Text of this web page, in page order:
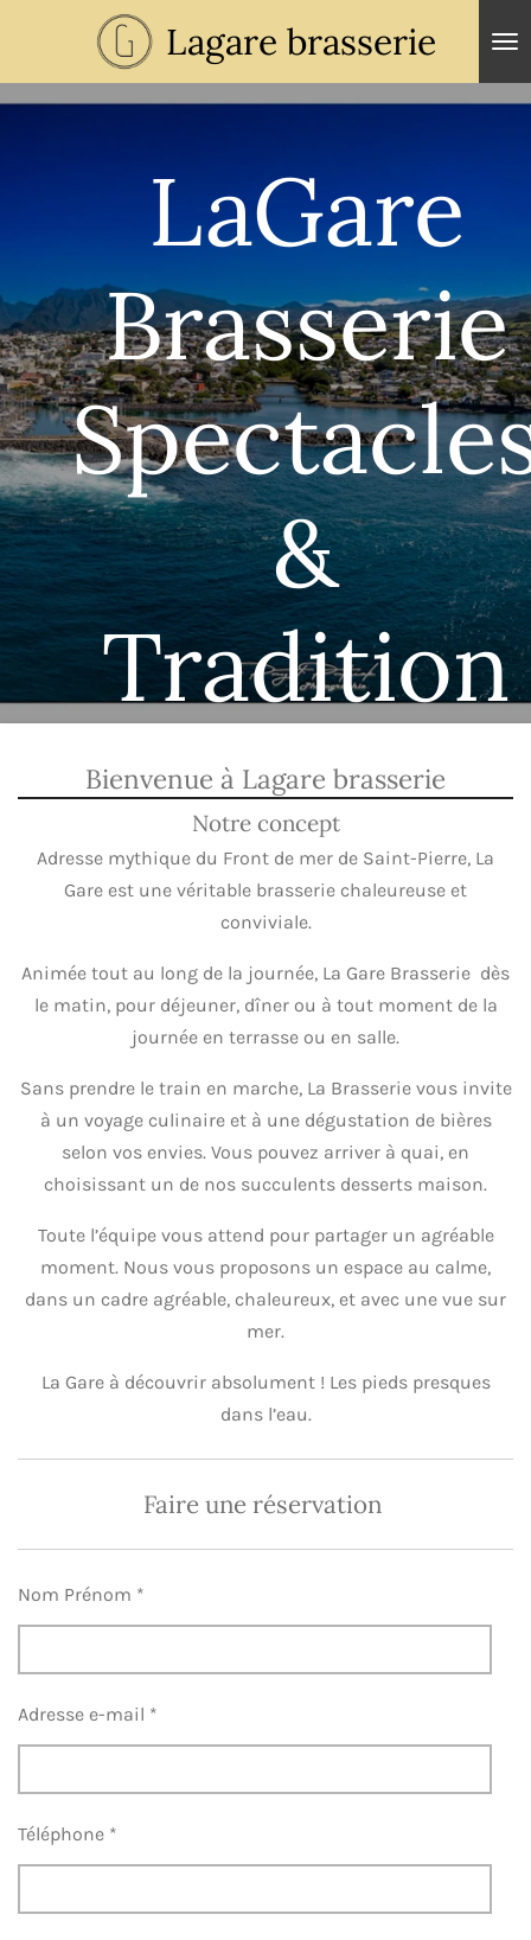
Lagare brasserie
LaGare
Brasserie
&
Tradition
Bienvenue à Lagare brasserie
Notre concept
Adresse mythique du Front de mer de Saint-Pierre, La
Gare est une véritable brasserie chaleureuse et
conviviale.
Animée tout au long de la journée, La Gare Brasserie dès
le matin, pour déjeuner, dîner ou à tout moment de la
journée en terrasse ou en salle.
Sans prendre le train en marche, La Brasserie vous invite
à un voyage culinaire et à une dégustation de bières
selon vos envies. Vous pouvez arriver à quai, en
choisissant un de nos succulents desserts maison.
Toute l’équipe vous attend pour partager un agréable
moment. Nous vous proposons un espace au calme,
dans un cadre agréable, chaleureux, et avec une vue sur
mer.
La Gare à découvrir absolument ! Les pieds presques
dans l’eau.
Faire une réservation
Nom Prénom *
Adresse e-mail *
Téléphone *